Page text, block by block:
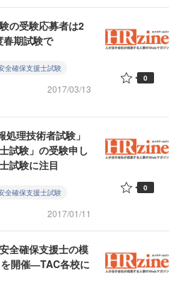
の受験応募者は2
期試験で
全確保支援士試験
2017/03/13
0
理技術者試験」
試験」の受験申し
試験に注目
全確保支援士試験
2017/01/11
0
全確保支援士の模
開催―TAC各校に